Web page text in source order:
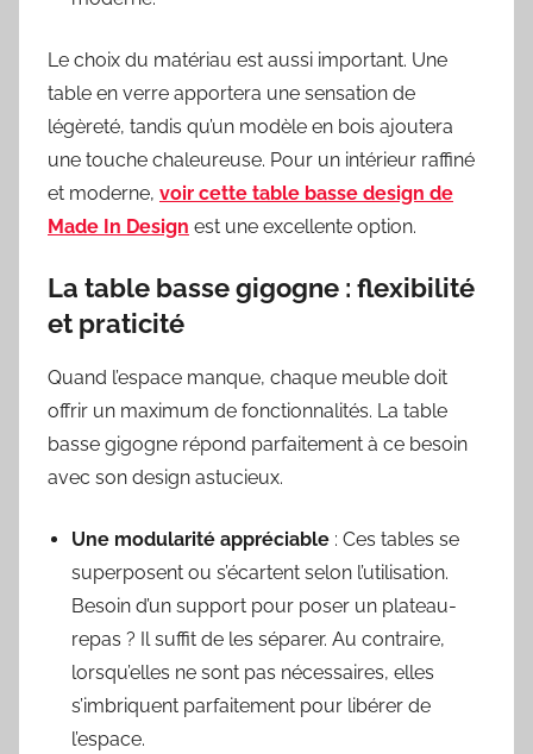
Le choix du matériau est aussi important. Une
table en verre apportera une sensation de
légèreté, tandis qu’un modèle en bois ajoutera
une touche chaleureuse. Pour un intérieur raffiné
et moderne, voir cette table basse design de
Made In Design est une excellente option.
La table basse gigogne : flexibilité
et praticité
Quand l’espace manque, chaque meuble doit
offrir un maximum de fonctionnalités. La table
basse gigogne répond parfaitement à ce besoin
avec son design astucieux.
Une modularité appréciable : Ces tables se
superposent ou s’écartent selon l’utilisation.
Besoin d’un support pour poser un plateau-
repas ? Il suffit de les séparer. Au contraire,
lorsqu’elles ne sont pas nécessaires, elles
s’imbriquent parfaitement pour libérer de
l’espace.